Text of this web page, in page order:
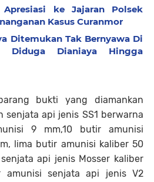
Apresiasi ke Jajaran Polsek
Kasus Curanmor
Ditemukan Tak Bernyawa Di
Diduga Dianiaya Hingga
bukti yang diamankan
senjata api jenis SS1 berwarna
9 mm,10 butir amunisi
lima butir amunisi kaliber 50
api jenis Mosser kaliber
senjata api jenis V2